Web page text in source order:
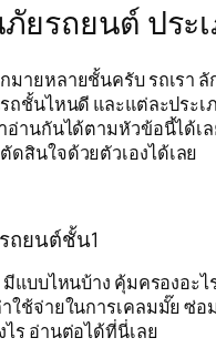
ยรถยนต์ ประ
มายหลายชั้นครับ รถเรา
ถชั้นไหนดี และแต่ละประเ
อ่านกันได้ตามหัวข้อนี้ได้เ
ดสินใจด้วยตัวเองได้เลย
ถยนต์ชั้น1
มีแบบไหนบ้าง คุ้มครองอะไ
ใช้จ่ายในการเคลมมั๊ย ซ่อ
ไร อ่านต่อได้ที่นี่เลย